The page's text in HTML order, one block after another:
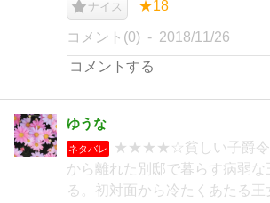
ナイス ★18
コメント(0) 2018/11/26
ゆうな
ネタバレ
★★★★☆貧しい子爵令
から離れた別邸で暮らす病弱な
る。初対面から冷たくあたる王